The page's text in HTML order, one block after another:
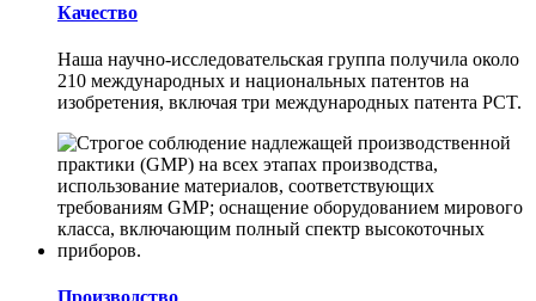
Качество
Наша научно-исследовательская группа получила около
210 международных и национальных патентов на
изобретения, включая три международных патента PCT.